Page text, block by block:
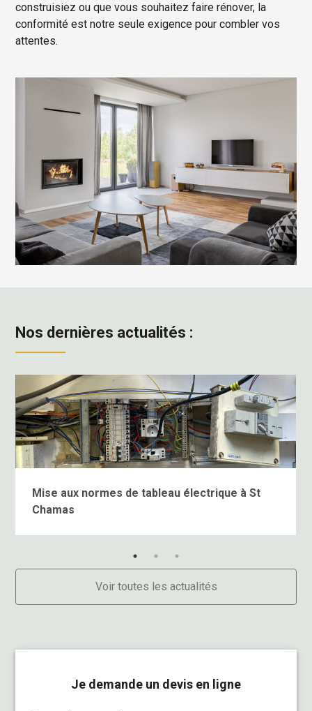
construisiez ou que vous souhaitez faire rénover, la
conformité est notre seule exigence pour combler vos
attentes.
Nos dernières actualités :
Mise aux normes de tableau électrique à St
Chamas
Voir toutes les actualités
Je demande un devis en ligne